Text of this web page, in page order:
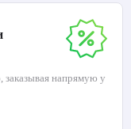
заказывая напрямую у